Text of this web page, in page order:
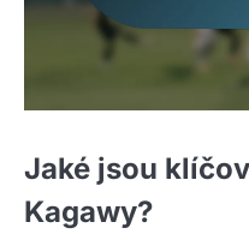
Jaké jsou
Kagawy?